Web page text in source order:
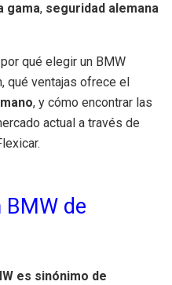
gama, seguridad alemana
qué elegir un BMW
qué ventajas ofrece el
, y cómo encontrar las
actual a través de
BMW de
es sinónimo de